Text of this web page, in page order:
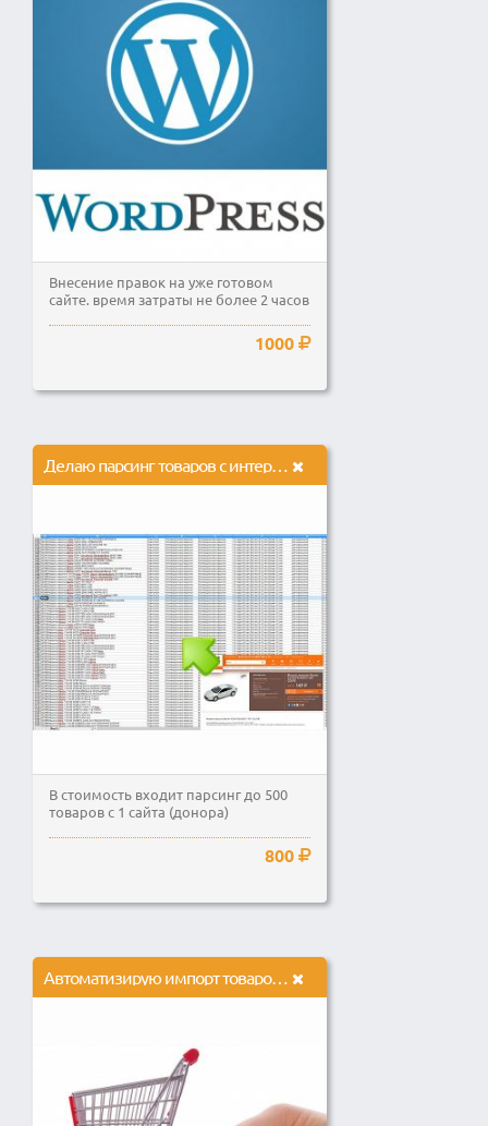
Внесение правок на уже готовом
сайте. время затраты не более 2 часов
1000
Делаю парсинг товаров с интернет-магазинов
В стоимость входит парсинг до 500
товаров с 1 сайта (донора)
800
Автоматизирую импорт товаров в Opencart, обновление цен из csv, xml